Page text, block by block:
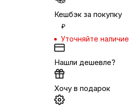
Для домашних питомцев
Умный дом и безопасность
Автомобильные аксессуары
центр Apple в Самаре
Кешбэк за покупку
₽
Уточняйте наличие
Нашли дешевле?
Хочу в подарок